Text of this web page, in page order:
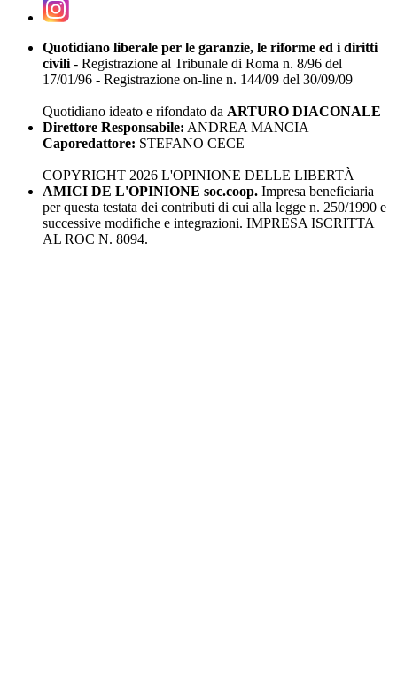
Quotidiano liberale per le garanzie, le riforme ed i diritti
civili - Registrazione al Tribunale di Roma n. 8/96 del
17/01/96 - Registrazione on-line n. 144/09 del 30/09/09
Quotidiano ideato e rifondato da ARTURO DIACONALE
Direttore Responsabile: ANDREA MANCIA
Caporedattore: STEFANO CECE
COPYRIGHT 2026 L'OPINIONE DELLE LIBERTÀ
AMICI DE L'OPINIONE soc.coop. Impresa beneficiaria
per questa testata dei contributi di cui alla legge n. 250/1990 e
successive modifiche e integrazioni. IMPRESA ISCRITTA
AL ROC N. 8094.